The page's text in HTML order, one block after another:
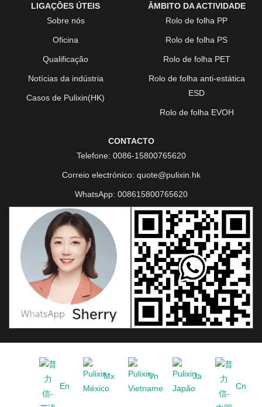
LIGAÇÕES ÚTEIS
Sobre nós
Oficina
Qualificação
Notícias da indústria
Casos de Pulixin(HK)
ÂMBITO DA ACTIVIDADE
Rolo de folha PP
Rolo de folha PS
Rolo de folha PET
Rolo de folha anti-estática
ESD
Rolo de folha EVOH
CONTACTO
Telefone: 0086-15800765620
Correio electrónico: quote@pulixin.hk
WhatsApp: 008615800765620
En
Mx Vn
Ja
Cn